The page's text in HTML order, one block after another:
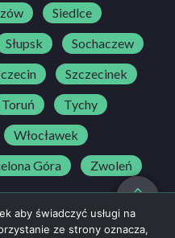
Siedlce
Słupsk
Sochaczew
Szczecinek
Toruń
Tychy
Włocławek
Góra Zwoleń
aby świadczyć usługi na
ze strony oznacza,